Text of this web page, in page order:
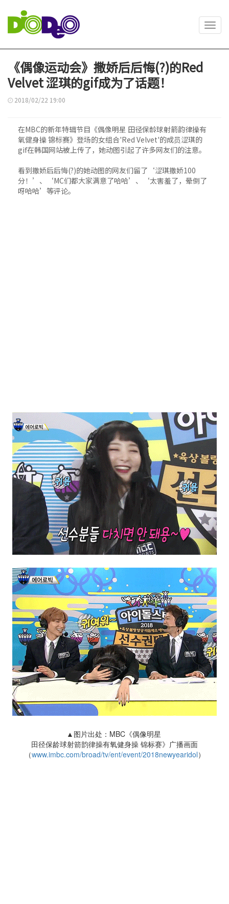
《偶像运动会》撒娇后后悔(?)的Red
Velvet 涩琪的gif成为了话题！
2018/02/22 19:00
在MBC的新年特辑节目《偶像明星 田径保龄球射箭韵律操有
氧健身操 锦标赛》登场的女组合'Red Velvet'的成员涩琪的
gif在韩国网站被上传了，她动图引起了许多网友们的注意。
看到撒娇后后悔(?)的她动图的网友们留了‘涩琪撒娇100
分！’、‘MC们都大家满意了哈哈’、‘太害羞了，晕倒了
呀哈哈’等评论。
▲图片出处：MBC《偶像明星
田径保龄球射箭韵律操有氧健身操 锦标赛》广播画面
（www.imbc.com/broad/tv/ent/event/2018newyearidol）